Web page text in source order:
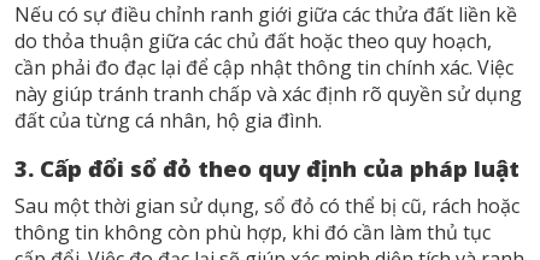
Nếu có sự điều chỉnh ranh giới giữa các thửa đất liền kề
do thỏa thuận giữa các chủ đất hoặc theo quy hoạch,
cần phải đo đạc lại để cập nhật thông tin chính xác. Việc
này giúp tránh tranh chấp và xác định rõ quyền sử dụng
đất của từng cá nhân, hộ gia đình.
3. Cấp đổi sổ đỏ theo quy định của pháp luật
Sau một thời gian sử dụng, sổ đỏ có thể bị cũ, rách hoặc
thông tin không còn phù hợp, khi đó cần làm thủ tục